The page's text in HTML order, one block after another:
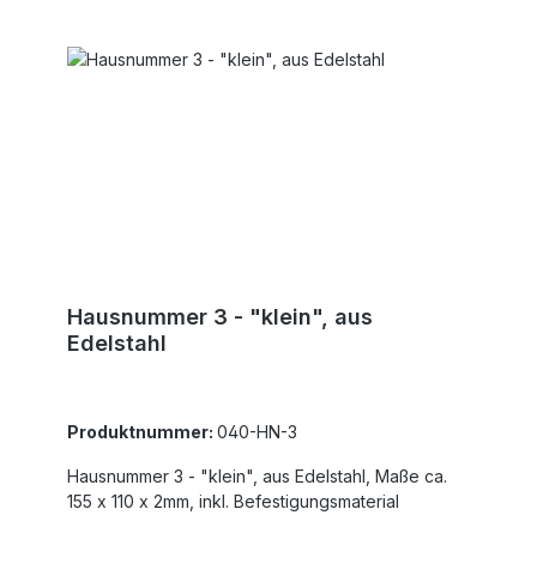
Hausnummer 3 - "klein", aus
Edelstahl
Produktnummer: 040-HN-3
Hausnummer 3 - "klein", aus Edelstahl, Maße ca.
155 x 110 x 2mm, inkl. Befestigungsmaterial